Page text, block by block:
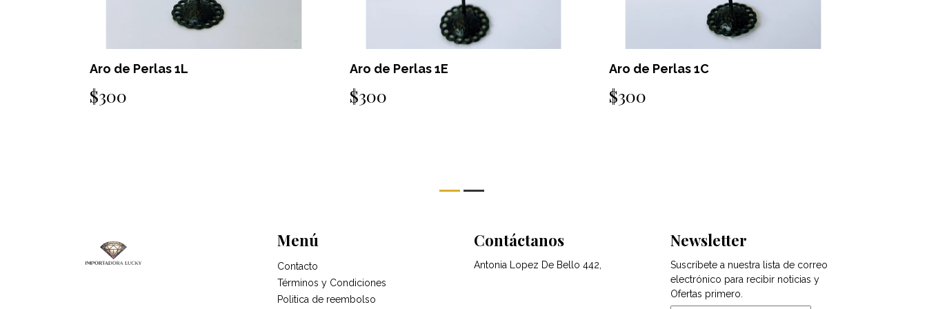
Aro de Perlas 1E
$300
Aro de Perlas 1C
$300
Aro de Perlas 1B
$300
Menú
Contacto
Términos y Condiciones
Politica de reembolso
Contáctanos
Antonia Lopez De Bello 442,
Newsletter
Suscríbete a nuestra lista de correo
electrónico para recibir noticias y
Ofertas primero.